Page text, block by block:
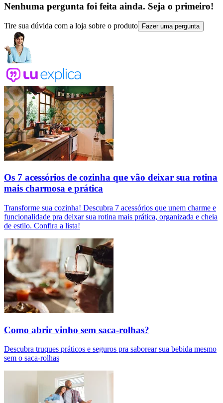
Nenhuma pergunta foi feita ainda. Seja o primeiro!
Tire sua dúvida com a loja sobre o produto Fazer uma pergunta
Os 7 acessórios de cozinha que vão deixar sua rotina
mais charmosa e prática
Transforme sua cozinha! Descubra 7 acessórios que unem charme e
funcionalidade pra deixar sua rotina mais prática, organizada e cheia
de estilo. Confira a lista!
Como abrir vinho sem saca-rolhas?
Descubra truques práticos e seguros pra saborear sua bebida mesmo
sem o saca-rolhas